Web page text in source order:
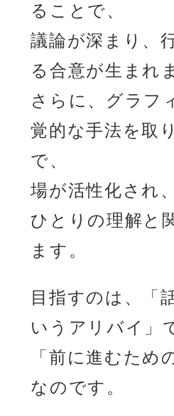
ることで、
議論が深まり、
る合意が生まれ
さらに、グラフ
覚的な手法を取
で、
場が活性化され
ひとりの理解と
ます。
目指すのは、「
いうアリバイ」
「前に進むため
なのです。